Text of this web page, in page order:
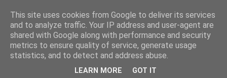
This site uses cookies from Google to deliver its services
and to analyze traffic. Your IP address and user-agent are
shared with Google along with performance and security
metrics to ensure quality of service, generate usage
statistics, and to detect and address abuse.
LEARN MORE GOT IT